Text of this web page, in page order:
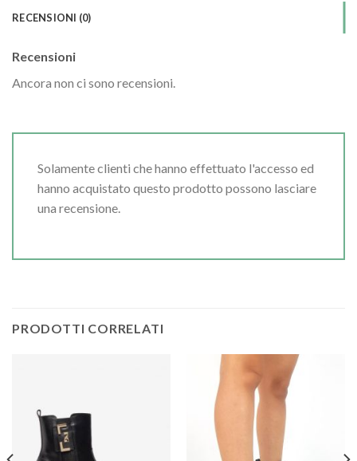
RECENSIONI (0)
Recensioni
Ancora non ci sono recensioni.
Solamente clienti che hanno effettuato l'accesso ed
hanno acquistato questo prodotto possono lasciare
una recensione.
PRODOTTI CORRELATI